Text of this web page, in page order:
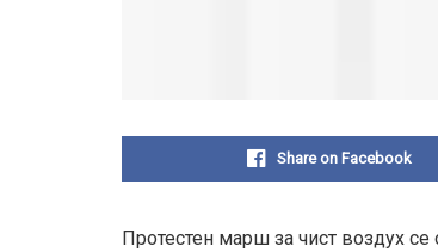
Share on Facebook
Протестен марш за чист воздух